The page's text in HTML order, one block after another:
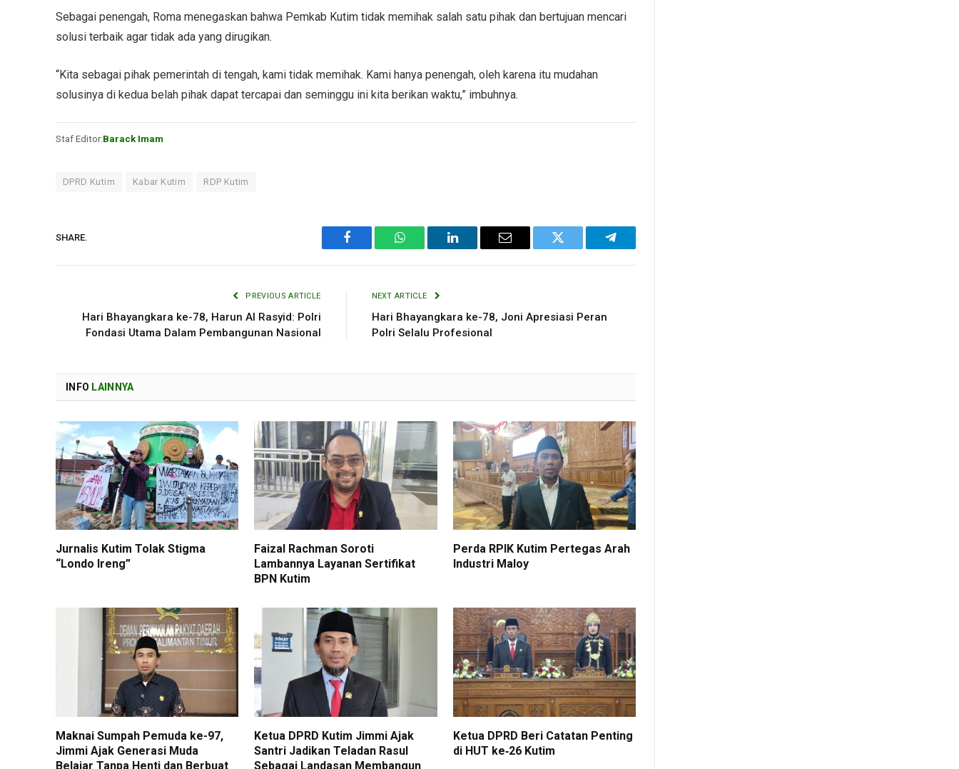
Sebagai penengah, Roma menegaskan bahwa Pemkab Kutim tidak memihak salah satu pihak dan bertujuan mencari
solusi terbaik agar tidak ada yang dirugikan.
“Kita sebagai pihak pemerintah di tengah, kami tidak memihak. Kami hanya penengah, oleh karena itu mudahan
solusinya di kedua belah pihak dapat tercapai dan seminggu ini kita berikan waktu,” imbuhnya.
Staf Editor:Barack Imam
DPRD Kutim Kabar Kutim RDP Kutim
SHARE.
Facebook WhatsAppLinkedIn Email Twitter Telegram
PREVIOUS ARTICLE
Hari Bhayangkara ke-78, Harun Al Rasyid: Polri
Fondasi Utama Dalam Pembangunan Nasional
NEXT ARTICLE
Hari Bhayangkara ke-78, Joni Apresiasi Peran
Polri Selalu Profesional
INFO LAINNYA
Jurnalis Kutim Tolak Stigma
“Londo Ireng”
Faizal Rachman Soroti
Lambannya Layanan Sertifikat
BPN Kutim
Perda RPIK Kutim Pertegas Arah
Industri Maloy
Maknai Sumpah Pemuda ke-97,
Jimmi Ajak Generasi Muda
Belajar Tanpa Henti dan Berbuat
Ketua DPRD Kutim Jimmi Ajak
Santri Jadikan Teladan Rasul
Sebagai Landasan Membangun
Ketua DPRD Beri Catatan Penting
di HUT ke‑26 Kutim